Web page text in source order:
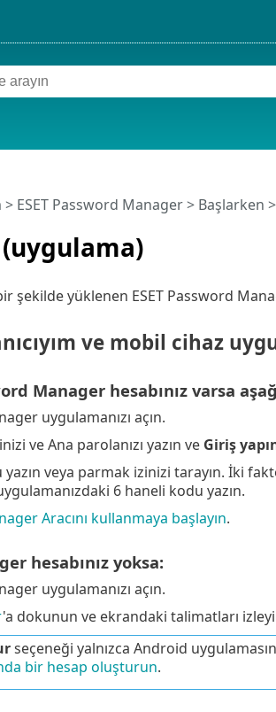
> ESET Password Manager> Başlarken
şekilde yüklenen ESET Password
ve mobil cihaz
Manager hesabınız varsa
uygulamanızı açın.
ve Ana parolanızı yazın ve Giriş
yazın veya parmak izinizi tarayın. İki
6 haneli kodu yazın.
Aracını kullanmaya başlayın.
hesabınız yoksa:
uygulamanızı açın.
'a dokunun ve ekrandaki talimatları
seçeneği yalnızca Android
bir hesap oluşturun.